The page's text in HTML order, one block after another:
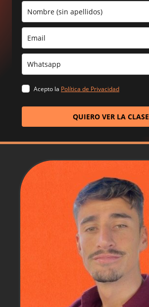
Acepto la Política de Privacidad
QUIERO VER LA CLASE